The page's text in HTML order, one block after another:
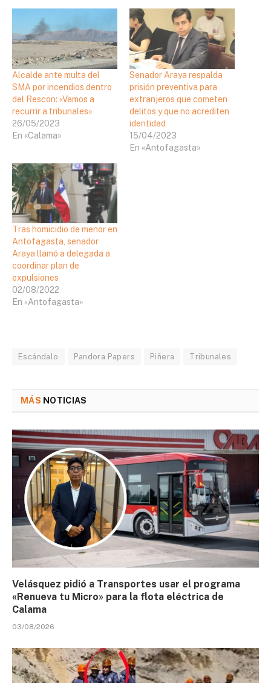
Alcalde ante multa del
SMA por incendios dentro
del Rescon: «Vamos a
recurrir a tribunales»
26/05/2023
En «Calama»
Senador Araya respalda
prisión preventiva para
extranjeros que cometen
delitos y que no acrediten
identidad
15/04/2023
En «Antofagasta»
Tras homicidio de menor en
Antofagasta, senador
Araya llamó a delegada a
coordinar plan de
expulsiones
02/08/2022
En «Antofagasta»
Escándalo Pandora Papers Piñera Tribunales
MÁS NOTICIAS
Velásquez pidió a Transportes usar el programa
«Renueva tu Micro» para la flota eléctrica de
Calama
03/08/2026